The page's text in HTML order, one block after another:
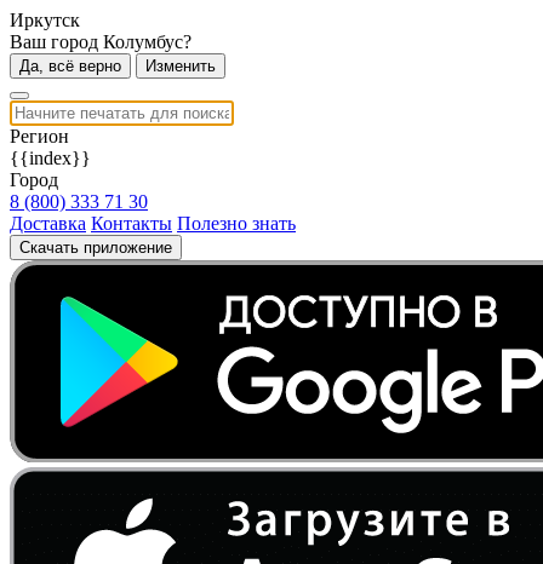
Иркутск
Ваш город Колумбус?
Да, всё верно Изменить
Регион
{{index}}
Город
8 (800) 333 71 30
Доставка Контакты Полезно знать
Скачать приложение